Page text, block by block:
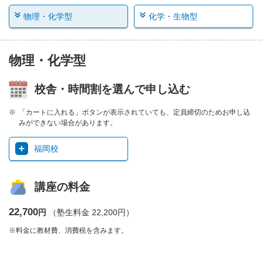
物理・化学型
物理・化学型
校舎・時間割を選んで申し込む
「カートに入れる」ボタンが表示されていても、定員締切のためお申し込
みができない場合があります。
福岡校
講座の料金
22,700円 （塾生料金 22,200円）
※料金に教材費、消費税を含みます。
化学・生物型